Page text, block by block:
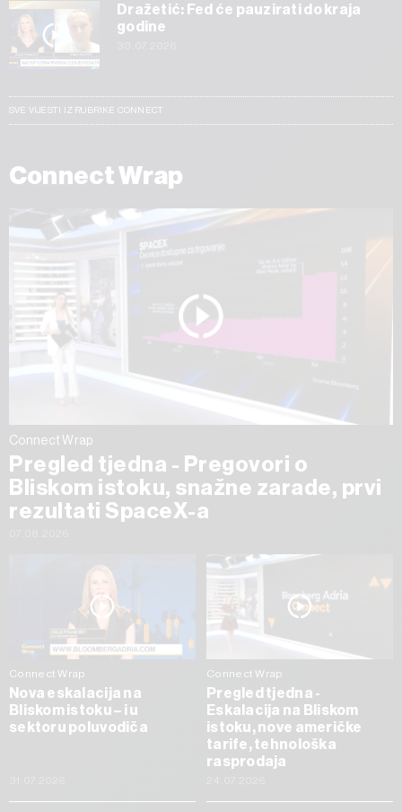
Dražetić: Fed će pauzirati do kraja
godine
SVE VIJESTI IZ RUBRIKE CONNECT
Connect Wrap
Connect Wrap
Pregled tjedna - Pregovori o
Bliskom istoku, snažne zarade, prvi
rezultati SpaceX-a
Connect Wrap
Nova eskalacija na
Bliskom istoku – i u
sektoru poluvodiča
Connect Wrap
Pregled tjedna -
Eskalacija na Bliskom
istoku, nove američke
tarife, tehnološka
rasprodaja